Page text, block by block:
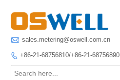
 sales.metering@oswell.com.cn
 +86-21-68756810/+86-21-68756890